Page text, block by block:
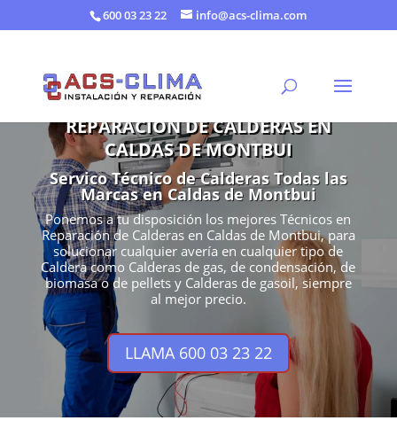
600 03 23 22 info@acs-clima.com
REPARACIÓN DE CALDERAS EN
CALDAS DE MONTBUI
Servico Técnico de Calderas Todas las
Marcas en Caldas de Montbui
Ponemos a tu disposición los mejores Técnicos en
Reparación de Calderas en Caldas de Montbui, para
solucionar cualquier avería en cualquier tipo de
Caldera como Calderas de gas, de condensación, de
biomasa o de pellets y Calderas de gasoil, siempre
al mejor precio.
LLAMA 600 03 23 22